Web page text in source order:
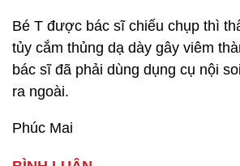
Bé T được bác sĩ chiếu chụp thì
tủy cắm thủng dạ dày gây viêm
bác sĩ đã phải dùng dụng cụ nội
ra ngoài.
Phúc Mai